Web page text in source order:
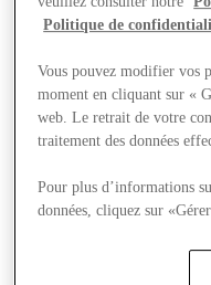
Magasins
Planifiez votre visite
Quoi de neuf
Mangez et buvez
Cartes cadeaux
Plus
Politique de
Vous pouvez modifier vos
moment en cliquant sur «
web. Le retrait de votre
traitement des données
Pour plus d’informations
données, cliquez sur